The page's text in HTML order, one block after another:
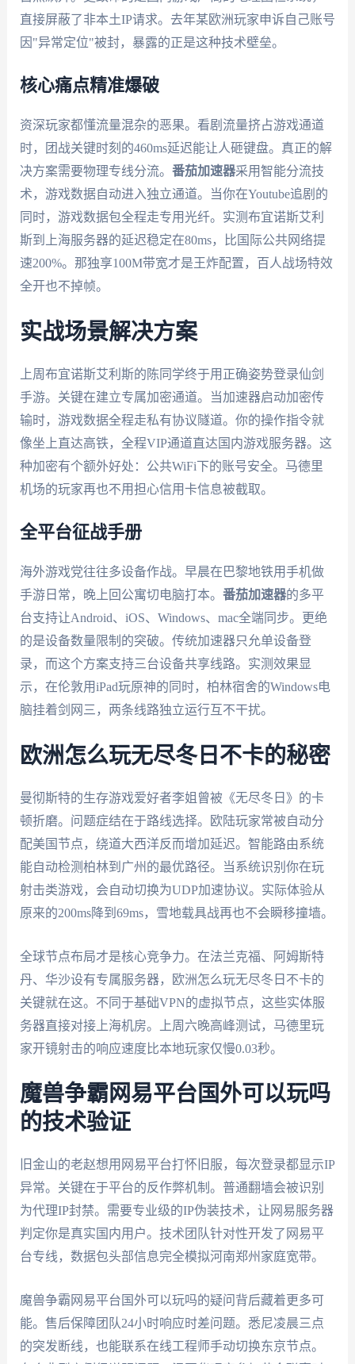
直接屏蔽了非本土IP请求。去年某欧洲玩家申诉自己账号
因"异常定位"被封，暴露的正是这种技术壁垒。
核心痛点精准爆破
资深玩家都懂流量混杂的恶果。看剧流量挤占游戏通道
时，团战关键时刻的460ms延迟能让人砸键盘。真正的解
决方案需要物理专线分流。 番茄加速器采用智能分流技
术，游戏数据自动进入独立通道。当你在Youtube追剧的
同时，游戏数据包全程走专用光纤。实测布宜诺斯艾利
斯到上海服务器的延迟稳定在80ms，比国际公共网络提
速200%。那独享100M带宽才是王炸配置，百人战场特效
全开也不掉帧。
实战场景解决方案
上周布宜诺斯艾利斯的陈同学终于用正确姿势登录仙剑
手游。关键在建立专属加密通道。当加速器启动加密传
输时，游戏数据全程走私有协议隧道。你的操作指令就
像坐上直达高铁，全程VIP通道直达国内游戏服务器。这
种加密有个额外好处：公共WiFi下的账号安全。马德里
机场的玩家再也不用担心信用卡信息被截取。
全平台征战手册
海外游戏党往往多设备作战。早晨在巴黎地铁用手机做
手游日常，晚上回公寓切电脑打本。 番茄加速器的多平
台支持让Android、iOS、Windows、mac全端同步。更绝
的是设备数量限制的突破。传统加速器只允单设备登
录，而这个方案支持三台设备共享线路。实测效果显
示，在伦敦用iPad玩原神的同时，柏林宿舍的Windows电
脑挂着剑网三，两条线路独立运行互不干扰。
欧洲怎么玩无尽冬日不卡的秘密
曼彻斯特的生存游戏爱好者李姐曾被《无尽冬日》的卡
顿折磨。问题症结在于路线选择。欧陆玩家常被自动分
配美国节点，绕道大西洋反而增加延迟。智能路由系统
能自动检测柏林到广州的最优路径。当系统识别你在玩
射击类游戏，会自动切换为UDP加速协议。实际体验从
原来的200ms降到69ms，雪地载具战再也不会瞬移撞墙。
全球节点布局才是核心竞争力。在法兰克福、阿姆斯特
丹、华沙设有专属服务器，欧洲怎么玩无尽冬日不卡的
关键就在这。不同于基础VPN的虚拟节点，这些实体服
务器直接对接上海机房。上周六晚高峰测试，马德里玩
家开镜射击的响应速度比本地玩家仅慢0.03秒。
魔兽争霸网易平台国外可以玩吗
的技术验证
旧金山的老赵想用网易平台打怀旧服，每次登录都显示IP
异常。关键在于平台的反作弊机制。普通翻墙会被识别
为代理IP封禁。需要专业级的IP伪装技术，让网易服务器
判定你是真实国内用户。技术团队针对性开发了网易平
台专线，数据包头部信息完全模拟河南郑州家庭宽带。
魔兽争霸网易平台国外可以玩吗的疑问背后藏着更多可
能。售后保障团队24小时响应时差问题。悉尼凌晨三点
的突发断线，也能联系在线工程师手动切换东京节点。